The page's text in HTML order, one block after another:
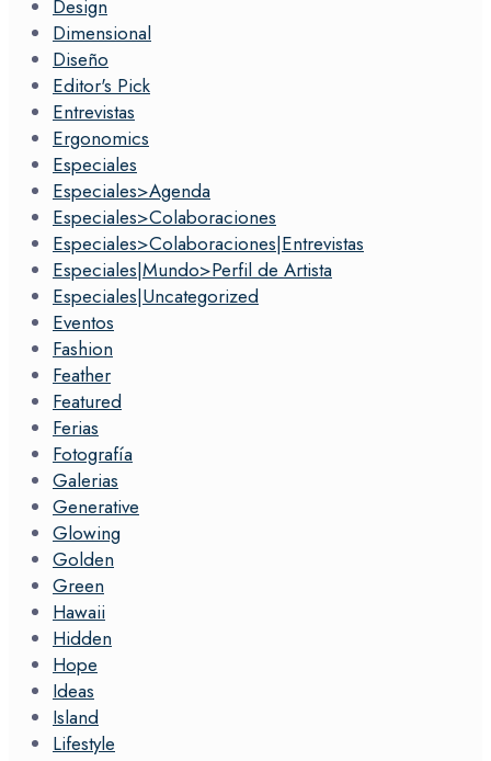
Design
Dimensional
Diseño
Editor's Pick
Entrevistas
Ergonomics
Especiales
Especiales>Agenda
Especiales>Colaboraciones
Especiales>Colaboraciones|Entrevistas
Especiales|Mundo>Perfil de Artista
Especiales|Uncategorized
Eventos
Fashion
Feather
Featured
Ferias
Fotografía
Galerias
Generative
Glowing
Golden
Green
Hawaii
Hidden
Hope
Ideas
Island
Lifestyle